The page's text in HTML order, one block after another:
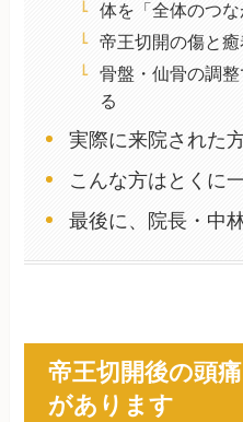
体を「全体のつ
帝王切開の傷と
骨盤・仙骨の調
る
実際に来院された
こんな方はとくに
最後に、院長・中
帝王切開後の頭
があります